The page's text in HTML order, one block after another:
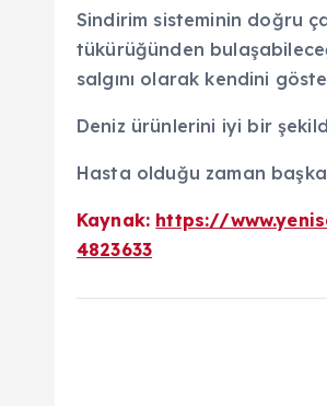
Sindirim sisteminin doğru
tükürüğünden
salgını olarak kendini
Deniz ürünlerini iyi bir
Hasta olduğu zaman
Kaynak: https://
4823633